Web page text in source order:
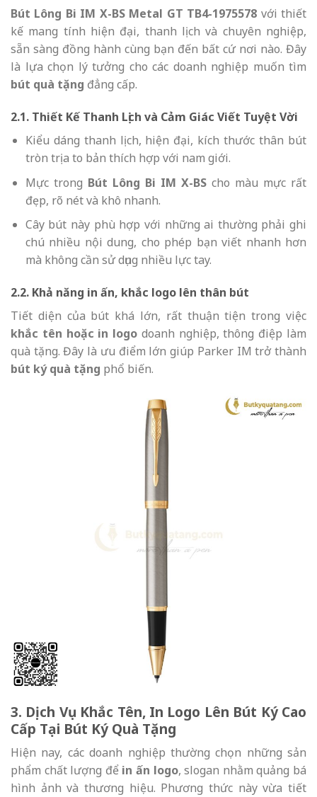
Bút Lông Bi IM X-BS Metal GT TB4-1975578 với thiết
kế mang tính hiện đại, thanh lịch và chuyên nghiệp,
sẵn sàng đồng hành cùng bạn đến bất cứ nơi nào. Đây
là lựa chọn lý tưởng cho các doanh nghiệp muốn tìm
bút quà tặng đẳng cấp.
2.1. Thiết Kế Thanh Lịch và Cảm Giác Viết Tuyệt Vời
Kiểu dáng thanh lịch, hiện đại, kích thước thân bút
tròn trịa to bản thích hợp với nam giới.
Mực trong Bút Lông Bi IM X-BScho màu mực rất
đẹp, rõ nét và khô nhanh.
Cây bút này phù hợp với những ai thường phải ghi
chú nhiều nội dung, cho phép bạn viết nhanh hơn
mà không cần sử dụng nhiều lực tay.
2.2. Khả năng in ấn, khắc logo lên thân bút
Tiết diện của bút khá lớn, rất thuận tiện trong việc
khắc tên hoặc in logo doanh nghiệp, thông điệp làm
quà tặng. Đây là ưu điểm lớn giúp Parker IM trở thành
bút ký quà tặng phổ biến.
3. Dịch Vụ Khắc Tên, In Logo Lên Bút Ký Cao
Cấp Tại Bút Ký Quà Tặng
Hiện nay, các doanh nghiệp thường chọn những sản
phẩm chất lượng để in ấn logo, slogan nhằm quảng bá
hình ảnh và thương hiệu. Phương thức này vừa tiết